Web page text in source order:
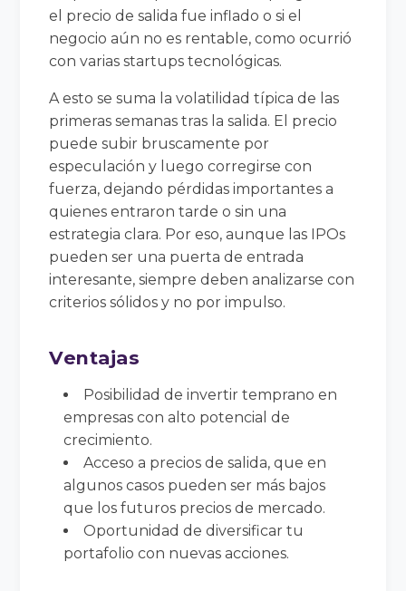
el precio de salida fue inflado o si el
negocio aún no es rentable, como ocurrió
con varias startups tecnológicas.
A esto se suma la volatilidad típica de las
primeras semanas tras la salida. El precio
puede subir bruscamente por
especulación y luego corregirse con
fuerza, dejando pérdidas importantes a
quienes entraron tarde o sin una
estrategia clara. Por eso, aunque las IPOs
pueden ser una puerta de entrada
interesante, siempre deben analizarse con
criterios sólidos y no por impulso.
Ventajas
Posibilidad de invertir temprano en
empresas con alto potencial de
crecimiento.
Acceso a precios de salida, que en
algunos casos pueden ser más bajos
que los futuros precios de mercado.
Oportunidad de diversificar tu
portafolio con nuevas acciones.